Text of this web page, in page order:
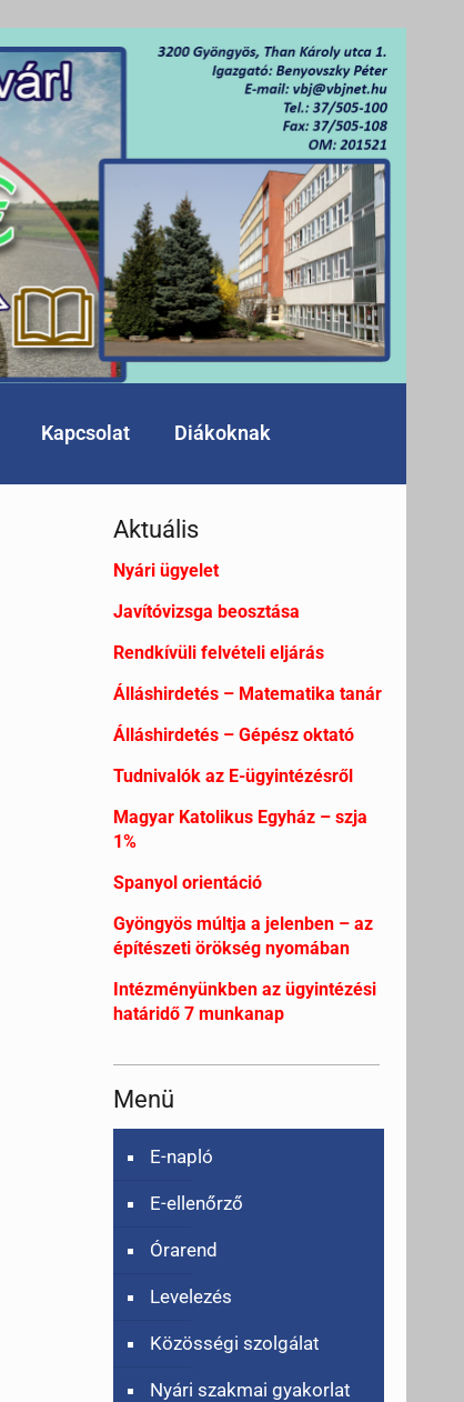
Kapcsolat Diákoknak
Aktuális
Nyári ügyelet
Javítóvizsga beosztása
Rendkívüli felvételi eljárás
Álláshirdetés – Matematika tanár
Álláshirdetés – Gépész oktató
Tudnivalók az E-ügyintézésről
Magyar Katolikus Egyház – szja
1%
Spanyol orientáció
Gyöngyös múltja a jelenben – az
építészeti örökség nyomában
Intézményünkben az ügyintézési
határidő 7 munkanap
Menü
E-napló
E-ellenőrző
Órarend
Levelezés
Közösségi szolgálat
Nyári szakmai gyakorlat